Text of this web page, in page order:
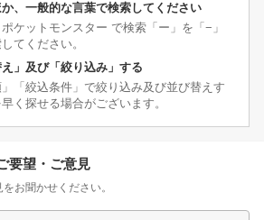
、一般的な言葉で検索してください
ットモンスター で検索「ー」を「−」
てください。
」及び「絞り込み」する
「絞込条件」で絞り込み及び並び替えす
く探せる場合がございます。
要望・ご意見
お聞かせください。